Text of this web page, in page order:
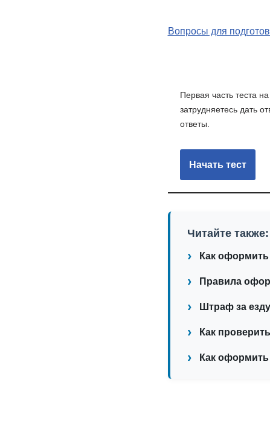
Вопросы для
Первая часть теста
затрудняетесь дать
ответы.
Читайте также:
Как
Правила
Штраф за
Как
Как